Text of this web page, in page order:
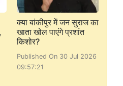
क्या बांकीपुर में जन सुराज का
खाता खोल पाएंगे प्रशांत
किशोर?
Published On 30 Jul 2026
09:57:21